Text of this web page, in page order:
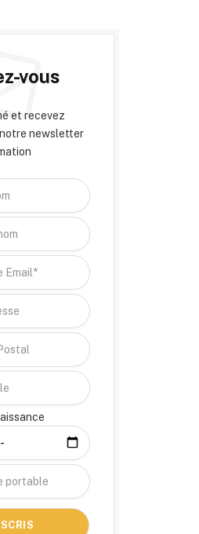
vous
et recevez
newsletter